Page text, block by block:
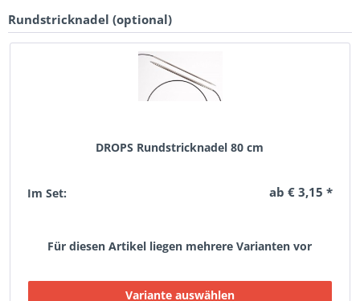
Rundstricknadel (optional)
DROPS Rundstricknadel 80 cm
Im Set: ab € 3,15 *
Für diesen Artikel liegen mehrere Varianten vor